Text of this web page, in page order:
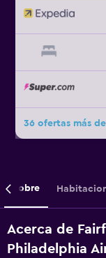
Sobre
Acerca de
Philadelphia